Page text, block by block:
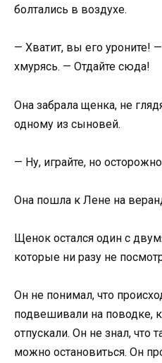
болтались в воздухе.
— Хватит, вы его уроните!
хмурясь. — Отдайте сюда!
Она забрала щенка, не
одному из сыновей.
— Ну, играйте, но
Она пошла к Лене на
Щенок остался один с
которые ни разу не
Он не понимал, что
подвешивали на поводке,
отпускали. Он не знал, что
можно остановиться. Он